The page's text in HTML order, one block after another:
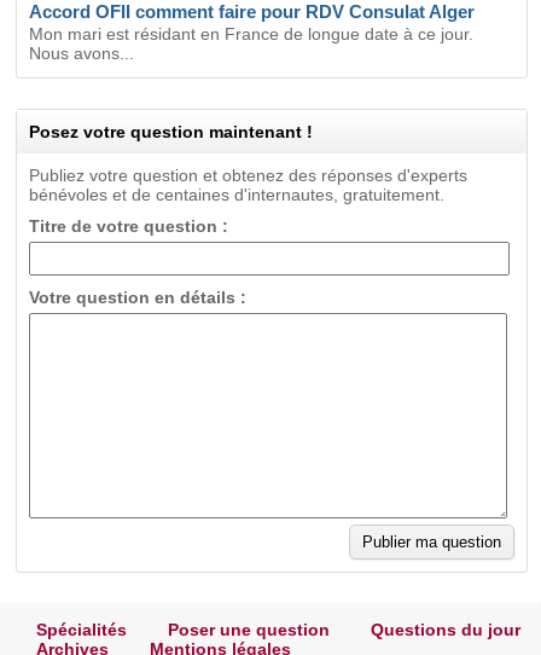
Accord OFII comment faire pour RDV Consulat Alger
Mon mari est résidant en France de longue date à ce jour.
Nous avons...
Posez votre question maintenant !
Publiez votre question et obtenez des réponses d'experts
bénévoles et de centaines d'internautes, gratuitement.
Titre de votre question :
Votre question en détails :
Spécialités Poser une question
Questions du jour
Archives
Mentions légales